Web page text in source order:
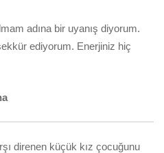
adına bir uyanış diyorum.
ediyorum. Enerjiniz hiç
direnen küçük kız çocuğunu